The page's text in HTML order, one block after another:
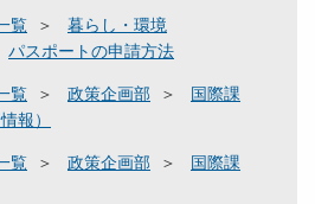
覧
暮らし・環境
パスポートの申請方法
覧 政策企画部
国際課
報）
覧 政策企画部
国際課